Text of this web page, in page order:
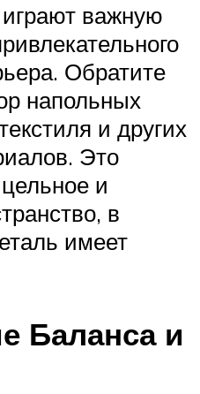
важную
Обратите
напольных
и других
Это
и
в
имеет
Баланса и